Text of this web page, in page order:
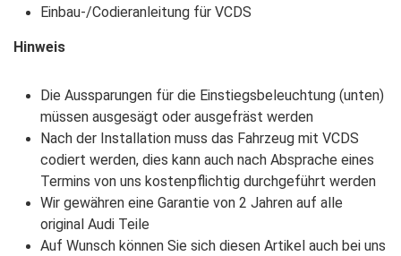
Einbau-/Codieranleitung für VCDS
Hinweis
Die Aussparungen für die Einstiegsbeleuchtung (unten)
müssen ausgesägt oder ausgefräst werden
Nach der Installation muss das Fahrzeug mit VCDS
codiert werden, dies kann auch nach Absprache eines
Termins von uns kostenpflichtig durchgeführt werden
Wir gewähren eine Garantie von 2 Jahren auf alle
original Audi Teile
Auf Wunsch können Sie sich diesen Artikel auch bei uns